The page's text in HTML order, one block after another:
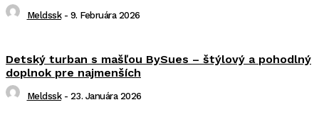
Meldssk - 9. Februára 2026
Detský turban s mašľou BySues – štýlový a pohodlný
doplnok pre najmenších
Meldssk - 23. Januára 2026